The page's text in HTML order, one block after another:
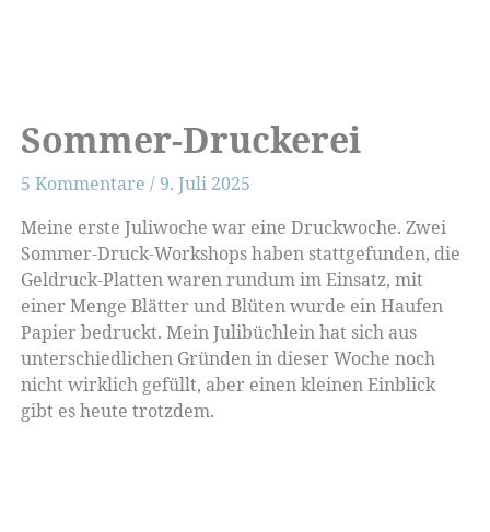
Sommer-Druckerei
5 Kommentare / 9. Juli 2025
Meine erste Juliwoche war eine Druckwoche. Zwei
Sommer-Druck-Workshops haben stattgefunden, die
Geldruck-Platten waren rundum im Einsatz, mit
einer Menge Blätter und Blüten wurde ein Haufen
Papier bedruckt. Mein Julibüchlein hat sich aus
unterschiedlichen Gründen in dieser Woche noch
nicht wirklich gefüllt, aber einen kleinen Einblick
gibt es heute trotzdem.